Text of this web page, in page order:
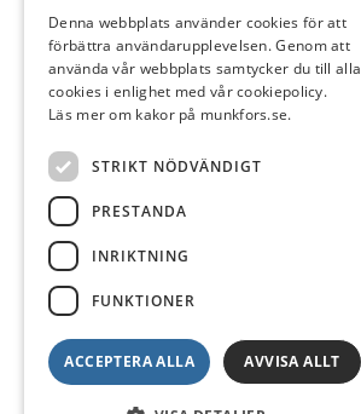
Denna webbplats använder cookies för att
förbättra användarupplevelsen. Genom att
använda vår webbplats samtycker du till alla
cookies i enlighet med vår cookiepolicy.
Läs mer om kakor på munkfors.se.
STRIKT NÖDVÄNDIGT
PRESTANDA
INRIKTNING
FUNKTIONER
ACCEPTERA ALLA AVVISA ALLT